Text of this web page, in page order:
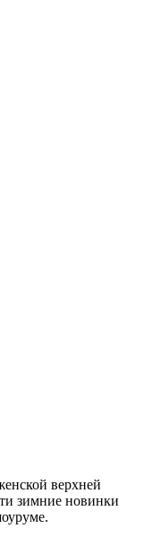
верхней
зимние новинки